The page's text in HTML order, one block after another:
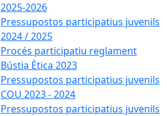
2025-2026
Pressupostos participatius juvenils
2024 / 2025
Procés participatiu reglament
Bústia Ètica 2023
Pressupostos participatius juvenils
COU 2023 - 2024
Pressupostos participatius juvenils